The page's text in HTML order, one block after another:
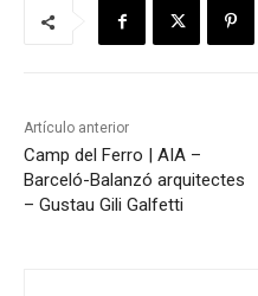
Artículo anterior
Camp del Ferro | AIA –
Barceló-Balanzó arquitectes
– Gustau Gili Galfetti